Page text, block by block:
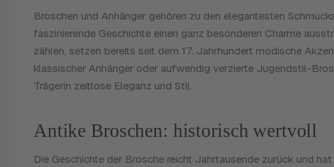
Broschen und Anhänger gehören zu den elegantesten
faszinierende Geschichte einen ganz besonderen Charme
zählen, setzen bereits seit dem 17. Jahrhundert modische
klassischer Anhänger oder aufwendig verzierte Jugendstil-
Trägerin zeitlose Eleganz und Stil.
Antike Broschen: historisch wertvoll
Die Geschichte der Brosche reicht Jahrtausende zurück und